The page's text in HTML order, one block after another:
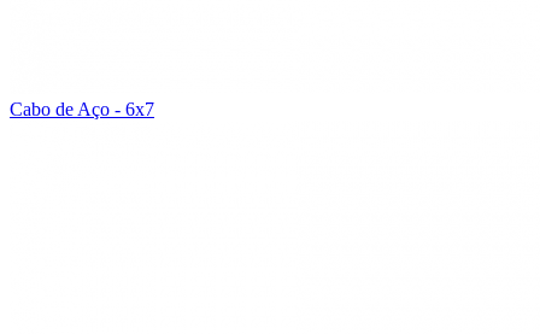
Cabo de Aço - 6x7